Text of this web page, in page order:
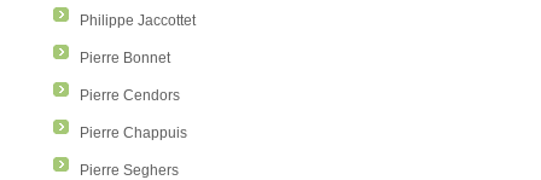
Philippe Jaccottet
Pierre Bonnet
Pierre Cendors
Pierre Chappuis
Pierre Seghers